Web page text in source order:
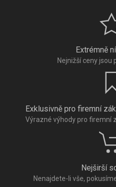
Extrémně
Nejnižší ceny jsou
Exklusivně pro firemní
Výrazné výhody pro firemní
Nejširší
Nenajdete-li vše,